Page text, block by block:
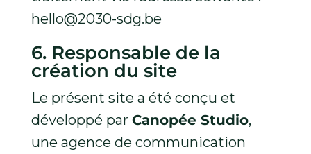
hello@2030-sdg.be
6. Responsable de la
création du site
Le présent site a été conçu et
développé par Canopée Studio,
une agence de communication